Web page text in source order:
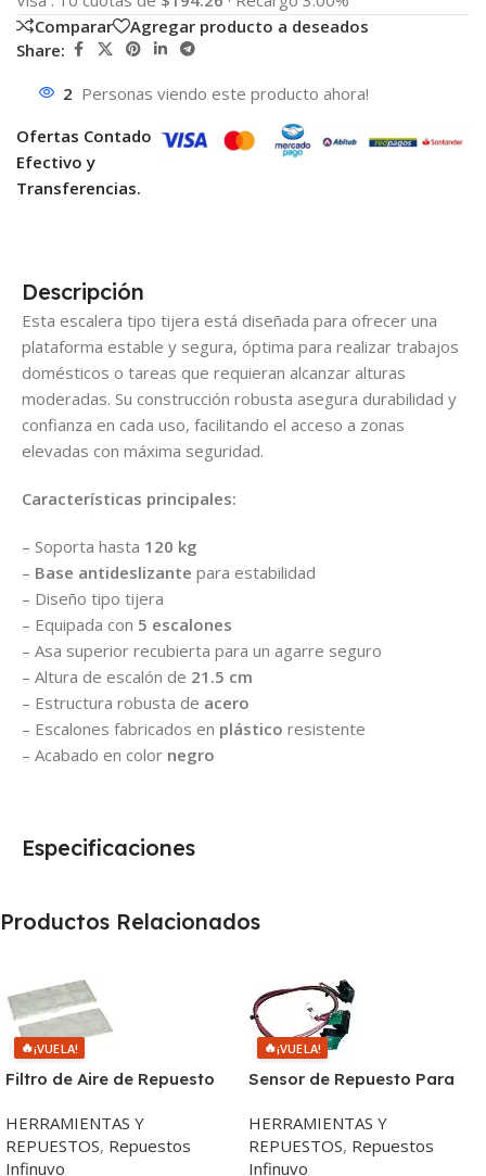
Comparar
Agregar producto a deseados
Share:
2 Personas viendo este producto ahora!
Ofertas Contado
Efectivo y
Transferencias.
Descripción
Esta escalera tipo tijera está diseñada para ofrecer una
plataforma estable y segura, óptima para realizar trabajos
domésticos o tareas que requieran alcanzar alturas
moderadas. Su construcción robusta asegura durabilidad y
confianza en cada uso, facilitando el acceso a zonas
elevadas con máxima seguridad.
Características principales:
– Soporta hasta 120 kg
– Base antideslizante para estabilidad
– Diseño tipo tijera
– Equipada con 5 escalones
– Asa superior recubierta para un agarre seguro
– Altura de escalón de 21.5 cm
– Estructura robusta de acero
– Escalones fabricados en plástico resistente
– Acabado en color negro
Especificaciones
Productos Relacionados
🔥¡VUELA!
Filtro de Aire de Repuesto
QQ2
HERRAMIENTAS Y
REPUESTOS, Repuestos
Infinuvo
🔥¡VUELA!
Sensor de Repuesto Para
HERRAMIENTAS Y
REPUESTOS, Repuestos
Infinuvo